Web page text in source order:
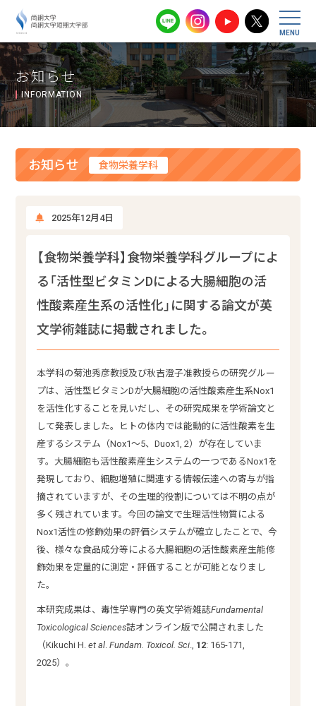
尚絅大学・尚
お知らせ
INFORMATION
お知らせ 食物栄養学科
2025年12月4日
【食物栄養学科】食物栄養学科グループによ
る「活性型ビタミンDによる大腸細胞の活
性酸素産生系の活性化」に関する論文が英
文学術雑誌に掲載されました。
本学科の菊池秀彦教授及び秋吉澄子准教授らの研究グルー
プは、活性型ビタミンDが大腸細胞の活性酸素産生系Nox1
を活性化することを見いだし、その研究成果を学術論文と
して発表しました。ヒトの体内では能動的に活性酸素を生
産するシステム（Nox1〜5、Duox1, 2）が存在していま
す。大腸細胞も活性酸素産生システムの一つであるNox1を
発現しており、細胞増殖に関連する情報伝達への寄与が指
摘されていますが、その生理的役割については不明の点が
多く残されています。今回の論文で生理活性物質による
Nox1活性の修飾効果の評価システムが確立したことで、今
後、様々な食品成分等による大腸細胞の活性酸素産生能修
飾効果を定量的に測定・評価することが可能となりまし
た。
本研究成果は、毒性学専門の英文学術雑誌Fundamental
Toxicological Sciences誌オンライン版で公開されました
（Kikuchi H.et al .Fundam. Toxicol. Sci 12: 165-171,
2025）。